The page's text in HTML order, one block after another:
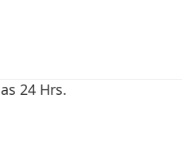
24 Hrs.